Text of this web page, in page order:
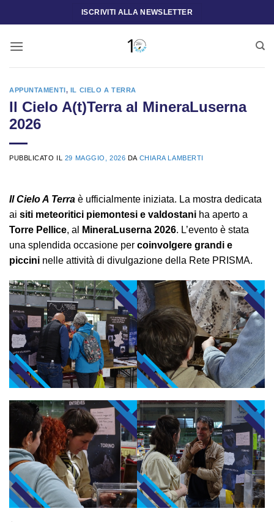
ai
ISCRIVITI ALLA NEWSLETTER
APPUNTAMENTI, IL CIELO A TERRA
Il Cielo A(t)Terra al MineraLuserna
2026
PUBBLICATO IL 29 MAGGIO, 2026 DA CHIARA LAMBERTI
Il Cielo A Terra è ufficialmente iniziata. La mostra dedicata
ai siti meteoritici piemontesi e valdostani ha aperto a
Torre Pellice, al MineraLuserna 2026. L’evento è stata
una splendida occasione per coinvolgere grandi e
piccini nelle attività di divulgazione della Rete PRISMA.